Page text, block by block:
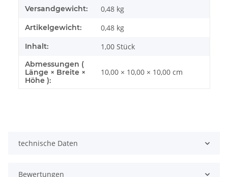
Versandgewicht: 0,48 kg
Artikelgewicht: 0,48 kg
Inhalt: 1,00 Stück
Abmessungen (
Länge × Breite ×
Höhe ):
10,00 × 10,00 × 10,00 cm
technische Daten
Bewertungen